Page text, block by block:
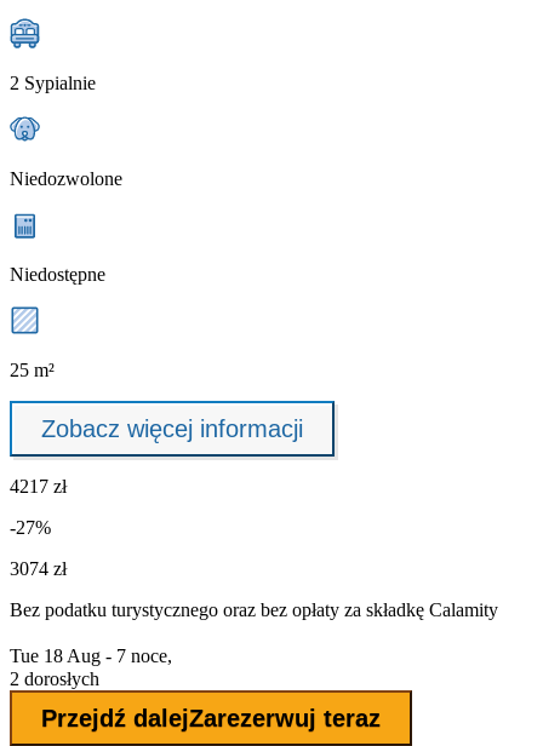
2 Sypialnie
Niedozwolone
Niedostępne
25 m²
Zobacz więcej informacji
4217 zł
-27%
3074 zł
Bez podatku turystycznego oraz bez opłaty za składkę Calamity
Tue 18 Aug - 7 noce,
2 dorosłych
Przejdź dalejZarezerwuj teraz